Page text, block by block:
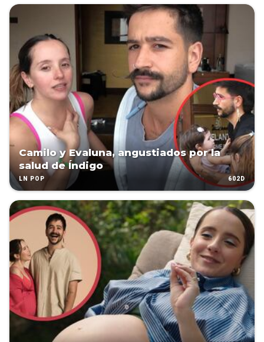
Camilo y Evaluna, angustiados por la
salud de Índigo
LN POP 602D